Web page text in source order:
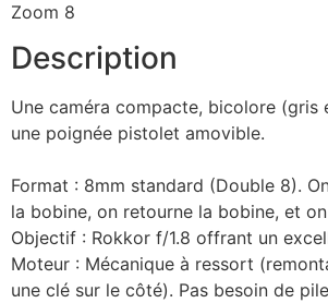
Zoom 8
Description
Une caméra compacte, bicolore (gris
une poignée pistolet amovible.
Format : 8mm standard (Double 8).
la bobine, on retourne la bobine, et
Objectif : Rokkor f/1.8 offrant un
Moteur : Mécanique à ressort
une clé sur le côté). Pas besoin de